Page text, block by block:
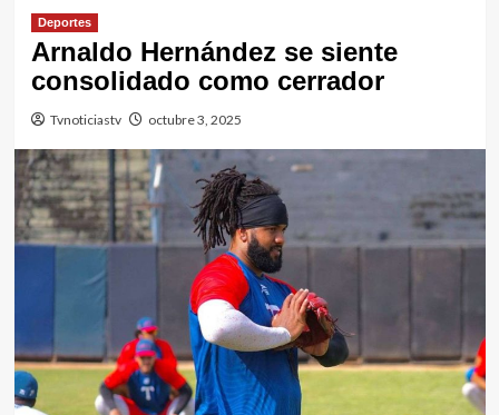
Deportes
Arnaldo Hernández se siente
consolidado como cerrador
Tvnoticiastv octubre 3, 2025